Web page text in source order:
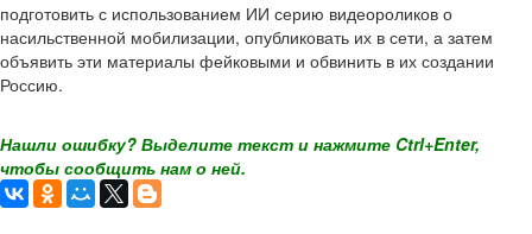
подготовить с использованием ИИ серию видеороликов о
насильственной мобилизации, опубликовать их в сети, а затем
объявить эти материалы фейковыми и обвинить в их создании
Россию.
Нашли ошибку? Выделите текст и нажмите Ctrl+Enter,
чтобы сообщить нам о ней.